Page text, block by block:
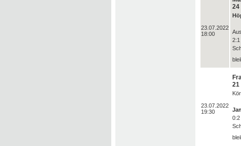
23.07.2022
18:00
24
2:1
23.07.2022
19:30
21
0:2